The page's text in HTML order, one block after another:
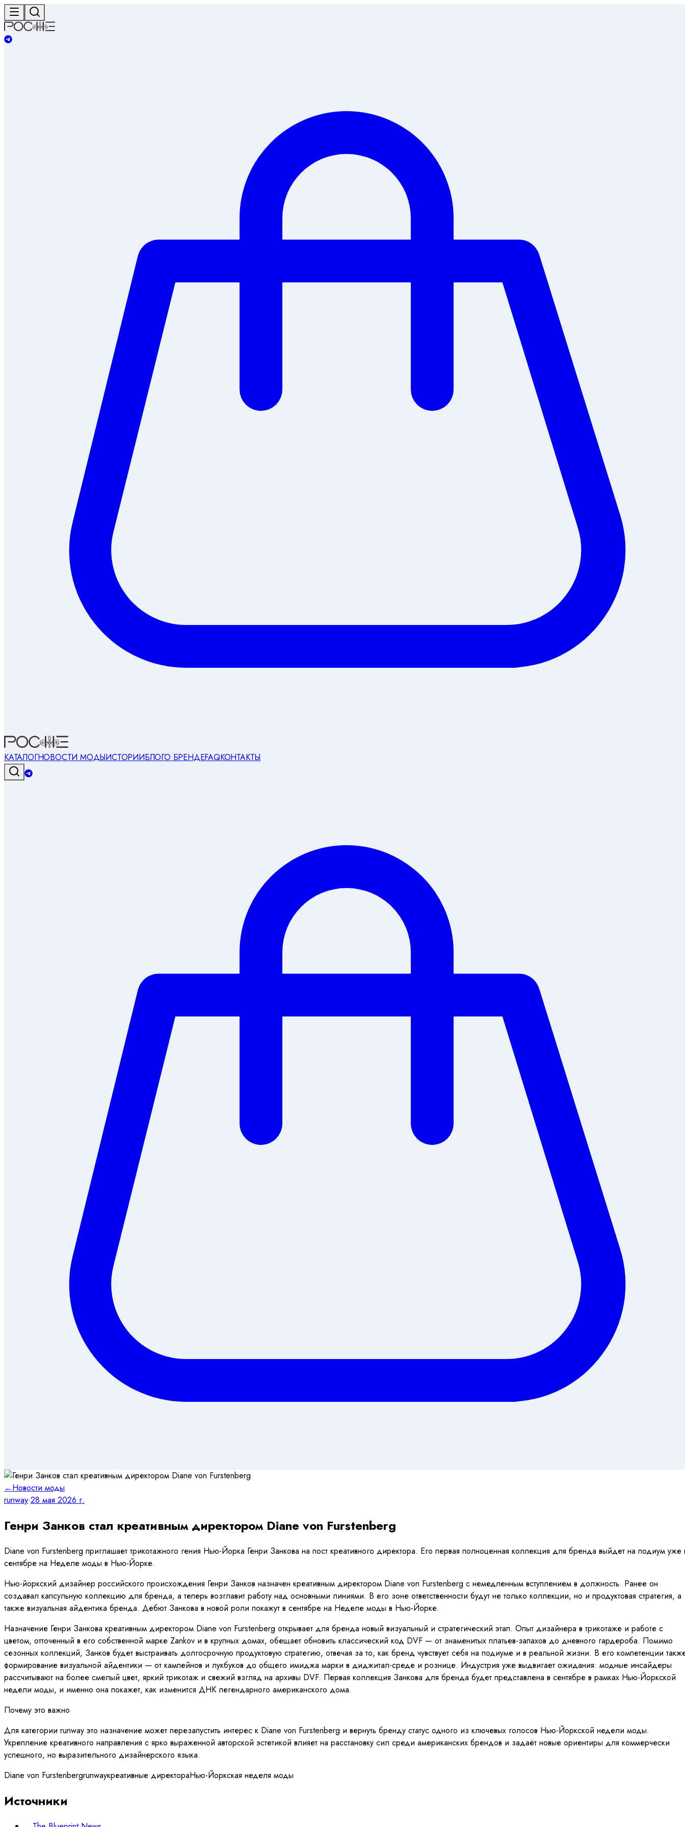
КАТАЛОГНОВОСТИ МОДЫИСТОРИИБЛОГО БРЕНДЕFAQКОНТАКТЫ
←Новости моды
runway·28 мая 2026 г.
Генри Занков стал креативным директором Diane von Furstenberg
Diane von Furstenberg приглашает трикотажного гения Нью-Йорка Генри Занкова на пост креативного директора. Его первая полноценная коллекция для бренда выйдет на подиум уже
сентябре на Неделе моды в Нью-Йорке.
Нью-йоркский дизайнер российского происхождения Генри Занков назначен креативным директором Diane von Furstenberg с немедленным вступлением в должность. Ранее он
создавал капсульную коллекцию для бренда, а теперь возглавит работу над основными линиями. В его зоне ответственности будут не только коллекции, но и продуктовая стратегия, а
также визуальная айдентика бренда. Дебют Занкова в новой роли покажут в сентябре на Неделе моды в Нью-Йорке.
Назначение Генри Занкова креативным директором Diane von Furstenberg открывает для бренда новый визуальный и стратегический этап. Опыт дизайнера в трикотаже и работе с
цветом, отточенный в его собственной марке Zankov и в крупных домах, обещает обновить классический код DVF — от знаменитых платьев-запахов до дневного гардероба. Помимо
сезонных коллекций, Занков будет выстраивать долгосрочную продуктовую стратегию, отвечая за то, как бренд чувствует себя на подиуме и в реальной жизни. В его компетенции
формирование визуальной айдентики — от кампейнов и лукбуков до общего имиджа марки в диджитал-среде и рознице. Индустрия уже выдвигает ожидания: модные инсайдеры
рассчитывают на более смелый цвет, яркий трикотаж и свежий взгляд на архивы DVF. Первая коллекция Занкова для бренда будет представлена в сентябре в рамках Нью-Йоркской
недели моды, и именно она покажет, как изменится ДНК легендарного американского дома.
Почему это важно
Для категории runway это назначение может перезапустить интерес к Diane von Furstenberg и вернуть бренду статус одного из ключевых голосов Нью-Йоркской недели моды.
Укрепление креативного направления с ярко выраженной авторской эстетикой влияет на расстановку сил среди американских брендов и задаёт новые ориентиры для коммерчески
успешного, но выразительного дизайнерского языка.
Diane von Furstenbergrunwayкреативные директораНью-Йоркская неделя моды
Источники